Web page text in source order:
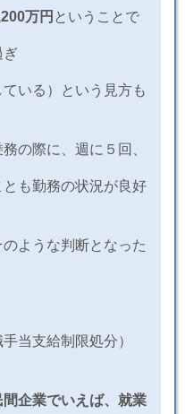
万円 ということで
ぎ
ている）という見方も
の際に、週に５回、
も勤務の状況が良好
ような判断となった
当支給制限処分）
間企業でいえば、就業